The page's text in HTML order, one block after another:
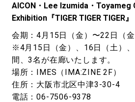
AICON・Lee Izumida・Toyameg
Exhibition『TIGER TIGER TIGER』
会期：4月15日（金）〜22日（金
※4月15日（金）、16日（土）
間、3名が在廊いたします。
場所：IMES（IMA:ZINE 2F）
住所：大阪市北区中津3-30-4
電話：06-7506-9378